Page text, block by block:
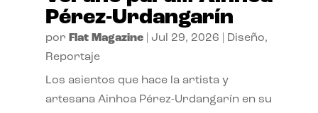
Pérez-Urdangarín
por Flat Magazine| Jul 29, 2026 Diseño,
Reportaje
Los asientos que hace la artista y
artesana Ainhoa Pérez-Urdangarín en su